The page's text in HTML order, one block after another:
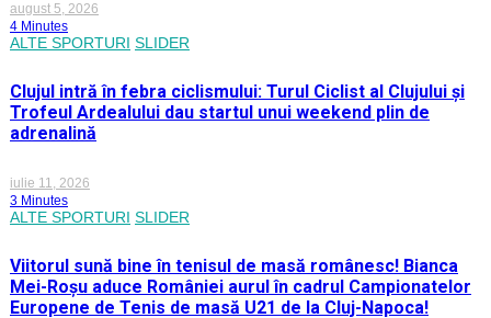
august 5, 2026
4 Minutes
ALTE SPORTURI SLIDER
Clujul intră în febra ciclismului: Turul Ciclist al Clujului și
Trofeul Ardealului dau startul unui weekend plin de
adrenalină
iulie 11, 2026
3 Minutes
ALTE SPORTURI SLIDER
Viitorul sună bine în tenisul de masă românesc! Bianca
Mei-Roșu aduce României aurul în cadrul Campionatelor
Europene de Tenis de masă U21 de la Cluj-Napoca!